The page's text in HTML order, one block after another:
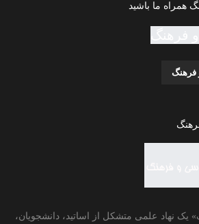
ما باشید
نهاد علمی متشکل از اساتید، دانشجویان،